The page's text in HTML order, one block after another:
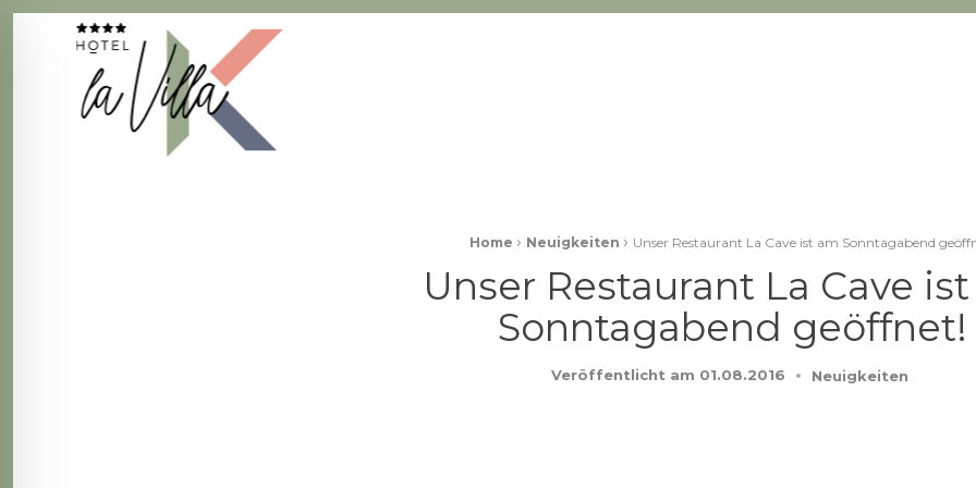
La Villa K Hôtel Spa Restaurant 4 étoiles
Home › Neuigkeiten › Unser Restaurant La Cave ist am Sonntagabend
Unser Restaurant La Cave
Sonntagabend geöffnet!
Veröffentlicht am 01.08.2016 Neuigkeiten